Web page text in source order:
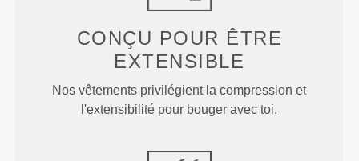
CONÇU POUR ÊTRE
EXTENSIBLE
Nos vêtements privilégient la compression et
l'extensibilité pour bouger avec toi.